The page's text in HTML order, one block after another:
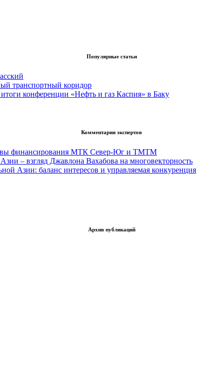
Популярные статьи
транспортный коридор
конференции «Нефть и газ Каспия» в Баку
Комментарии экспертов
финансирования МТК Север-Юг и ТМТМ
– взгляд Джавлона Вахабова на многовекторность
Азии: баланс интересов и управляемая конкуренция
Архив публикаций